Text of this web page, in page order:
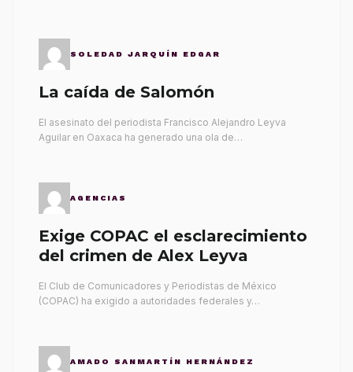
SOLEDAD JARQUÍN EDGAR
La caída de Salomón
El asesinato del periodista Francisco Alejandro Leyva
Aguilar en Oaxaca ha generado una ola de…
AGENCIAS
Exige COPAC el esclarecimiento
del crimen de Alex Leyva
El Club de Comunicadores y Periodistas de México
(COPAC) ha exigido a autoridades federales y…
AMADO SANMARTÍN HERNÁNDEZ